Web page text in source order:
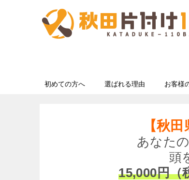
初めての方へ 選ばれる理由 お客様
【秋
あなた
頭
15,000円（